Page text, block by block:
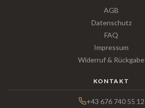
AGB
Datenschutz
FAQ
Impressum
Widerruf & Rückgabe
KONTAKT
+43 676 740 55 12